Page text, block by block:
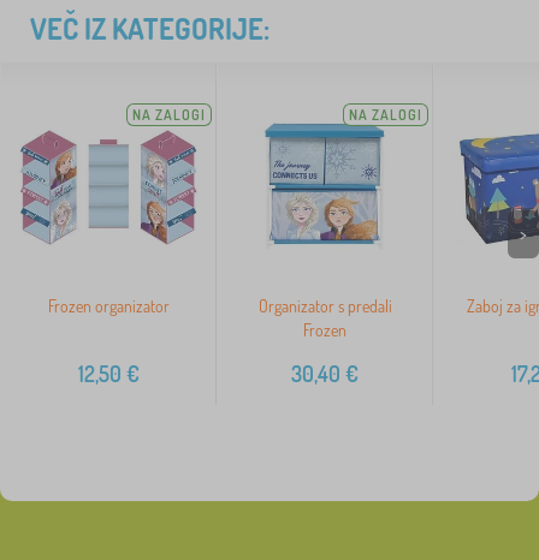
VEČ IZ KATEGORIJE:
NA ZALOGI
Frozen organizator
12,50 €
NA ZALOGI
Organizator s predali
Frozen
30,40 €
Zaboj za
>